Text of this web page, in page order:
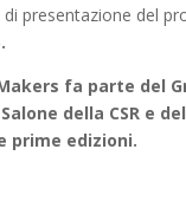
di presentazione del
fa parte del
della CSR e
prime edizioni.